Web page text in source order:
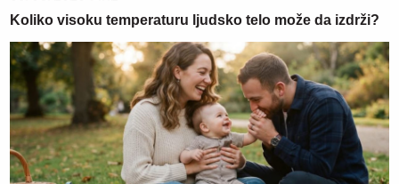
Koliko visoku temperaturu ljudsko telo može da izdrži?